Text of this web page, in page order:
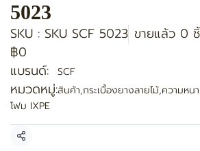
5023
SKU : SKU SCF 5023 ขายแล้ว 0
฿0
แบรนด์:
SCF
หมวดหมู่:สินค้า,กระเบื้องยางลายไม้,ความหนา
โฟม IXPE
แชร์